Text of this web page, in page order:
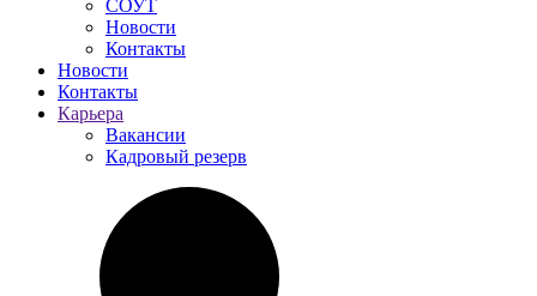
СОУТ
Новости
Контакты
Новости
Контакты
Карьера
Вакансии
Кадровый резерв